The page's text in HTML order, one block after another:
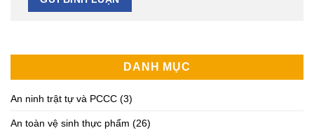
DANH MỤC
An ninh trật tự và PCCC (3)
An toàn vệ sinh thực phẩm (26)